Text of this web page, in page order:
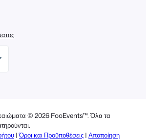
© 2026 FooEvents™. Όλα τα
|Όροι και Προϋποθέσεις | Αποποίηση